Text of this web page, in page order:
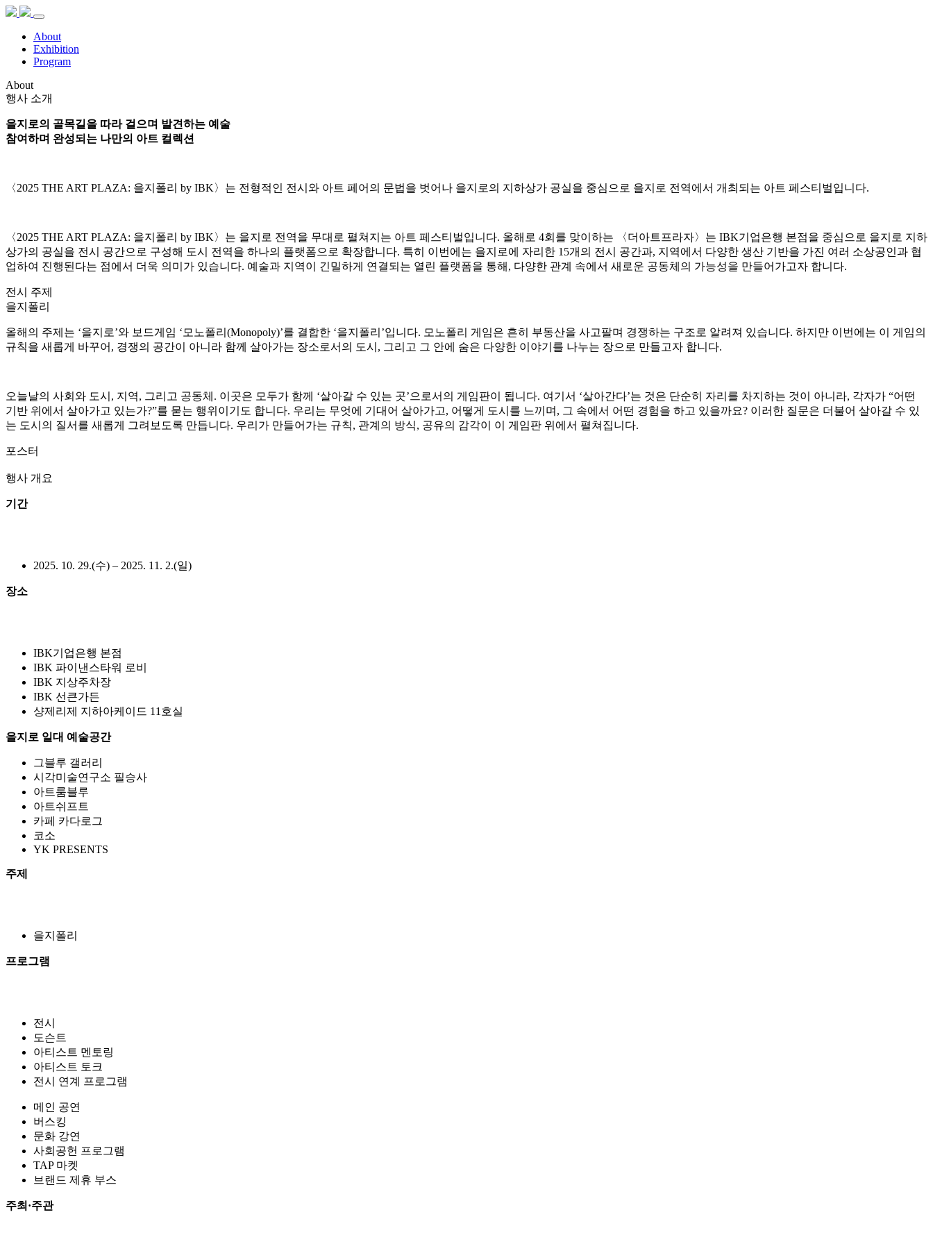
About
Exhibition
Program
About
행사 소개
을지로의 골목길을 따라 걸으며 발견하는 예술​
참여하며 완성되는 나만의 아트 컬렉션​
〈2025 THE ART PLAZA: 을지폴리 by IBK〉는 전형적인 전시와 아트 페어의 문법을 벗어나 을지로의 지하상가 공실을 중심으로 을지로 전역에서 개최되는 아트 페스티벌입니다.
〈2025 THE ART PLAZA: 을지폴리 by IBK〉는 을지로 전역을 무대로 펼쳐지는 아트 페스티벌입니다. 올해로 4회를 맞이하는 〈더아트프라자〉는 IBK기업은행 본점을 중심으로 을지로 지하
상가의 공실을 전시 공간으로 구성해 도시 전역을 하나의 플랫폼으로 확장합니다. 특히 이번에는 을지로에 자리한 15개의 전시 공간과, 지역에서 다양한 생산 기반을 가진 여러 소상공인과 협
업하여 진행된다는 점에서 더욱 의미가 있습니다. 예술과 지역이 긴밀하게 연결되는 열린 플랫폼을 통해, 다양한 관계 속에서 새로운 공동체의 가능성을 만들어가고자 합니다.
전시 주제
을지폴리
올해의 주제는 ‘을지로’와 보드게임 ‘모노폴리(Monopoly)’를 결합한 ‘을지폴리’입니다. 모노폴리 게임은 흔히 부동산을 사고팔며 경쟁하는 구조로 알려져 있습니다. 하지만 이번에는 이 게임의
규칙을 새롭게 바꾸어, 경쟁의 공간이 아니라 함께 살아가는 장소로서의 도시, 그리고 그 안에 숨은 다양한 이야기를 나누는 장으로 만들고자 합니다.
오늘날의 사회와 도시, 지역, 그리고 공동체. 이곳은 모두가 함께 ‘살아갈 수 있는 곳’으로서의 게임판이 됩니다. 여기서 ‘살아간다’는 것은 단순히 자리를 차지하는 것이 아니라, 각자가 “어떤
기반 위에서 살아가고 있는가?”를 묻는 행위이기도 합니다. 우리는 무엇에 기대어 살아가고, 어떻게 도시를 느끼며, 그 속에서 어떤 경험을 하고 있을까요? 이러한 질문은 더불어 살아갈 수 있
는 도시의 질서를 새롭게 그려보도록 만듭니다. 우리가 만들어가는 규칙, 관계의 방식, 공유의 감각이 이 게임판 위에서 펼쳐집니다.
포스터
행사 개요
기간
2025. 10. 29.(수) – 2025. 11. 2.(일)
장소
IBK기업은행 본점
IBK 파이낸스타워 로비
IBK 지상주차장
IBK 선큰가든
샹제리제 지하아케이드 11호실
을지로 일대 예술공간
그블루 갤러리
시각미술연구소 필승사
아트룸블루
아트쉬프트
카페 카다로그
코소
YK PRESENTS
주제
을지폴리
프로그램
전시
도슨트
아티스트 멘토링
아티스트 토크
전시 연계 프로그램
메인 공연
버스킹
문화 강연
사회공헌 프로그램
TAP 마켓
브랜드 제휴 부스
주최·주관